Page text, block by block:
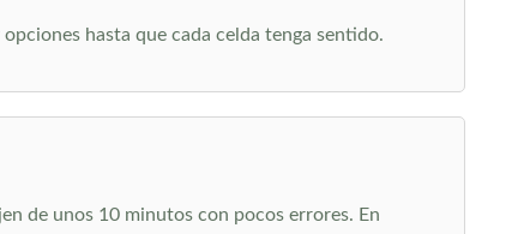
hasta que cada celda tenga sentido.
de unos 10 minutos con pocos errores. En